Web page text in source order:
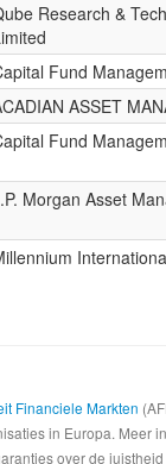
Research &
Fund
ASSET
Fund
Morgan Asset
Financiele Markten
in Europa.
over de